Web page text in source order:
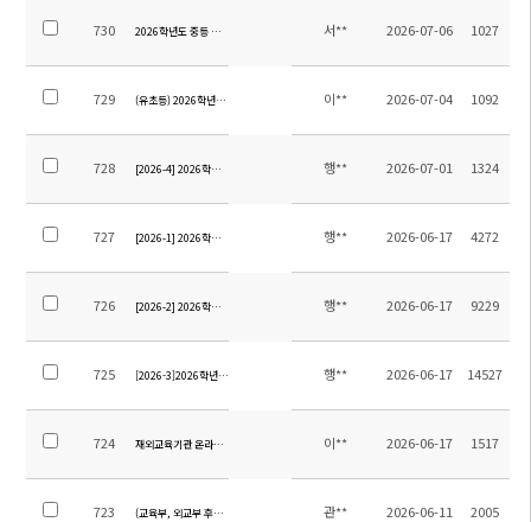
730 2026학년도 중등 영어 교재 안내 서** 2026-07-06 1027
729 (유초등) 2026학년도 여름방학계획(학년별) 이** 2026-07-04 1092
728 [2026-4] 2026학년도 12학년 졸업여행 위탁용역 업체 선정을 위한 입찰 재공고
행** 2026-07-01 1324
727 [2026-1] 2026학년도 9학년 졸업여행 위탁용역 업체 선정을 위한 입찰 공고
행** 2026-06-17 4272
726 [2026-2] 2026학년도 12학년 졸업여행 위탁용역 업체 선정을 위한 입찰 공고
행** 2026-06-17 9229
725 [2026-3]2026학년도 중등 현장체험학습 위탁용역 업체 선정을 위한 입찰 공고
행** 2026-06-17 14527
724 재외교육기관 온라인소식지 제13호 원고모집(7.8.까지)
이** 2026-06-17 1517
723 (교육부, 외교부 후원) 2026 내가 한국바로알리기 주인공 공모전 안내
관** 2026-06-11 2005